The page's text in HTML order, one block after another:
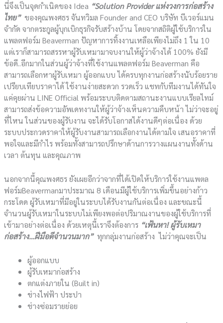
นี่จึงเป็นจุดกำเนิดของ Idea “Solution Provider แห่งวงการก่อสร้าง
ไทย” ของคุณพงศธร จันทวิมล Founder and CEO บริษัท บีเวอร์แมน
จำกัด จากตระกูลผู้บุกเบิกธุรกิจรับสร้างบ้าน โดยจากสถิติผู้ใช้บริการใน
แพลตฟอร์ม Beaverman ปัญหาการทิ้งงานเหลือเพียงไม่ถึง 1 ใน 10
แต่เราก็สามารถสรรหาผู้รับเหมามาจบงานให้ผู้ว่าจ้างได้ 100% ยังมี
ข้อดี..อีกมากในส่วนผู้ว่าจ้างที่ใช้งานแพลตฟอร์ม Beaverman คือ
สามารถเลือกหาผู้รับเหมา ผู้ออกแบบ ได้ครบทุกงานก่อสร้างนับร้อยราย
เปรียบเทียบราคาได้ ใช้งานง่ายสะดวก รวดเร็ว แชทกับทีมงานได้ทันใจ
แค่คุยผ่าน LINE Official พร้อมระบบติดตามสถานะงานแบบเรียลไทม์
สามารถส่งข้อความอัพเดทงานให้ผู้ว่าจ้างเห็นความคืบหน้า ไม่ว่าจะอยู่
ที่ไหน ในส่วนของผู้รับงาน จะได้รับโอกาสได้งานดีๆต่อเนื่อง ด้วย
ระบบประกวดราคาให้ผู้รับงานสามารถเลือกงานได้ตามใจ เสนอราคาที่
พอใจและมีกำไร พร้อมทั้งสามารถปรึกษาด้านการวางแผนงานทั้งด้าน
เวลา ต้นทุน และคุณภาพ
นอกจากนี้คุณพงศธร ยังเผยอีกว่าจากที่ได้เปิดให้บริการใช้งานแพตล
ฟอร์มBeavermanมาประมาณ 8 เดือนมีผู้ใช้บริการเพิ่มขึ้นอย่างก้าว
กระโดด ผู้รับเหมาที่มีอยู่ในระบบได้รับงานกันต่อเนื่อง และขณะนี้
จำนวนผู้รับเหมาในระบบไม่เพียงพอต่อปริมาณงานของผู้ใช้บริการที่
เข้ามาอย่างต่อเนื่อง ด้วยเหตุนี้เราจึงต้องการ “เฟ้นหา! ผู้รับเหมา
ก่อสร้าง…ฝีมือดีจำนวนมาก”ทุกกลุ่มงานก่อสร้าง ไม่ว่าคุณจะเป็น
ผู้ออกแบบ
ผู้รับเหมาก่อสร้าง
ตกแต่งภายใน (Built in)
ช่างไฟฟ้า ประปา
ช่างซ่อมรายย่อย